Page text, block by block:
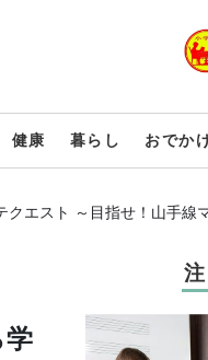
健康 暮らし おでか
エスト ～目指せ！山手線
学